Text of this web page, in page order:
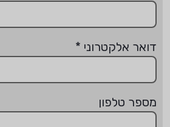
דואר אלקטרוני *
מספר טלפון